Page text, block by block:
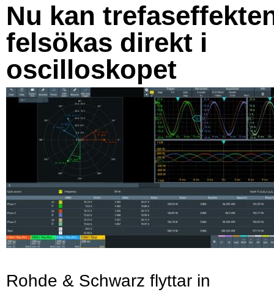
Nu kan
felsökas direkt i
oscilloskopet
Rohde & Schwarz flyttar in